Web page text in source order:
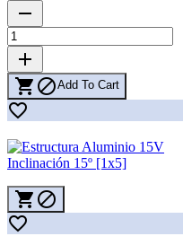
remove
add
 Add To Cart

 
